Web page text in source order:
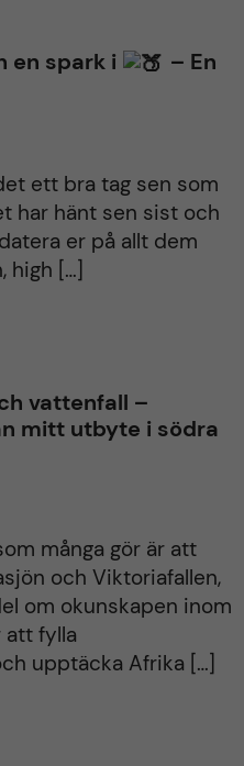
en spark i
– En
ett bra tag sen som
har hänt sen sist och
er på allt dem
high […]
vattenfall –
mitt utbyte i södra
många gör är att
och Viktoriafallen,
om okunskapen inom
att fylla
upptäcka Afrika […]